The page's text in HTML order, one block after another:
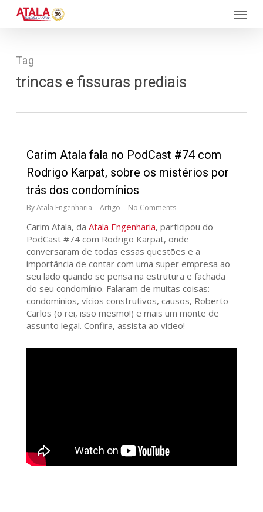
Menu
Tag
trincas e fissuras prediais
Carim Atala fala no PodCast #74 com
Rodrigo Karpat, sobre os mistérios por
trás dos condomínios
ByAtala Engenharia Artigo No Comments
Carim Atala, da Atala Engenharia, participou do
PodCast #74 com Rodrigo Karpat, onde
conversaram de todas essas questões e a
importância de contar com uma super empresa ao
seu lado quando se pensa na estrutura e fachada
do seu condomínio. Falaram de muitas coisas:
condomínios, vícios construtivos, causos, Roberto
Carlos (o rei, isso mesmo!) e mais um monte de
assunto legal. Confira, assista ao vídeo!